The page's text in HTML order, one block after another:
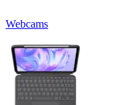
Webcams